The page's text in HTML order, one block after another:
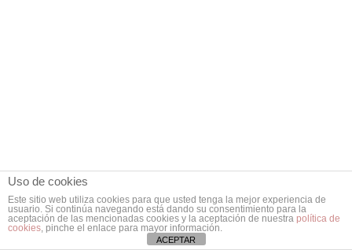
Uso de cookies
Este sitio web utiliza cookies para que usted tenga la mejor experiencia de
usuario. Si continúa navegando está dando su consentimiento para la
aceptación de las mencionadas cookies y la aceptación de nuestra política de
cookies, pinche el enlace para mayor información.
ACEPTAR